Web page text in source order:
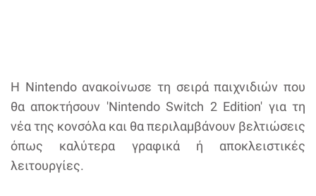
Η Nintendo ανακοίνωσε τη σειρά παιχνιδιών που
θα αποκτήσουν 'Nintendo Switch 2 Edition' για τη
νέα της κονσόλα και θα περιλαμβάνουν βελτιώσεις
όπως καλύτερα γραφικά ή αποκλειστικές
λειτουργίες.